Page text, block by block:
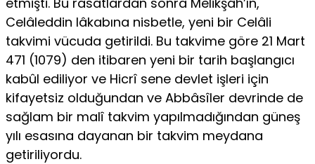
Celâleddin lâkabına nisbetle, yeni bir Celâli
takvimi vücuda getirildi. Bu takvime göre 21 Mart
471 (1079) den itibaren yeni bir tarih başlangıcı
kabûl ediliyor ve Hicrî sene devlet işleri için
kifayetsiz olduğundan ve Abbâsîler devrinde de
sağlam bir malî takvim yapılmadığından güneş
yılı esasına dayanan bir takvim meydana
getiriliyordu.